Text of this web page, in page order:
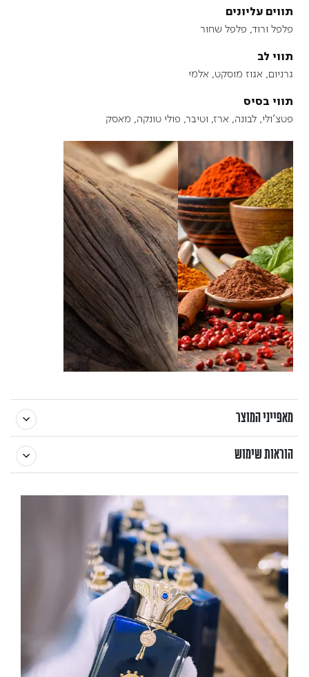
תווים עליונים
פלפל ורוד, פלפל שחור
תווי לב
גרניום, אגוז מוסקט, אלמי
תווי בסיס
פטצ'ולי, לבונה, ארז, וטיבר, פולי טונקה, מאסק
מאפייני המוצר
הוראות שימוש